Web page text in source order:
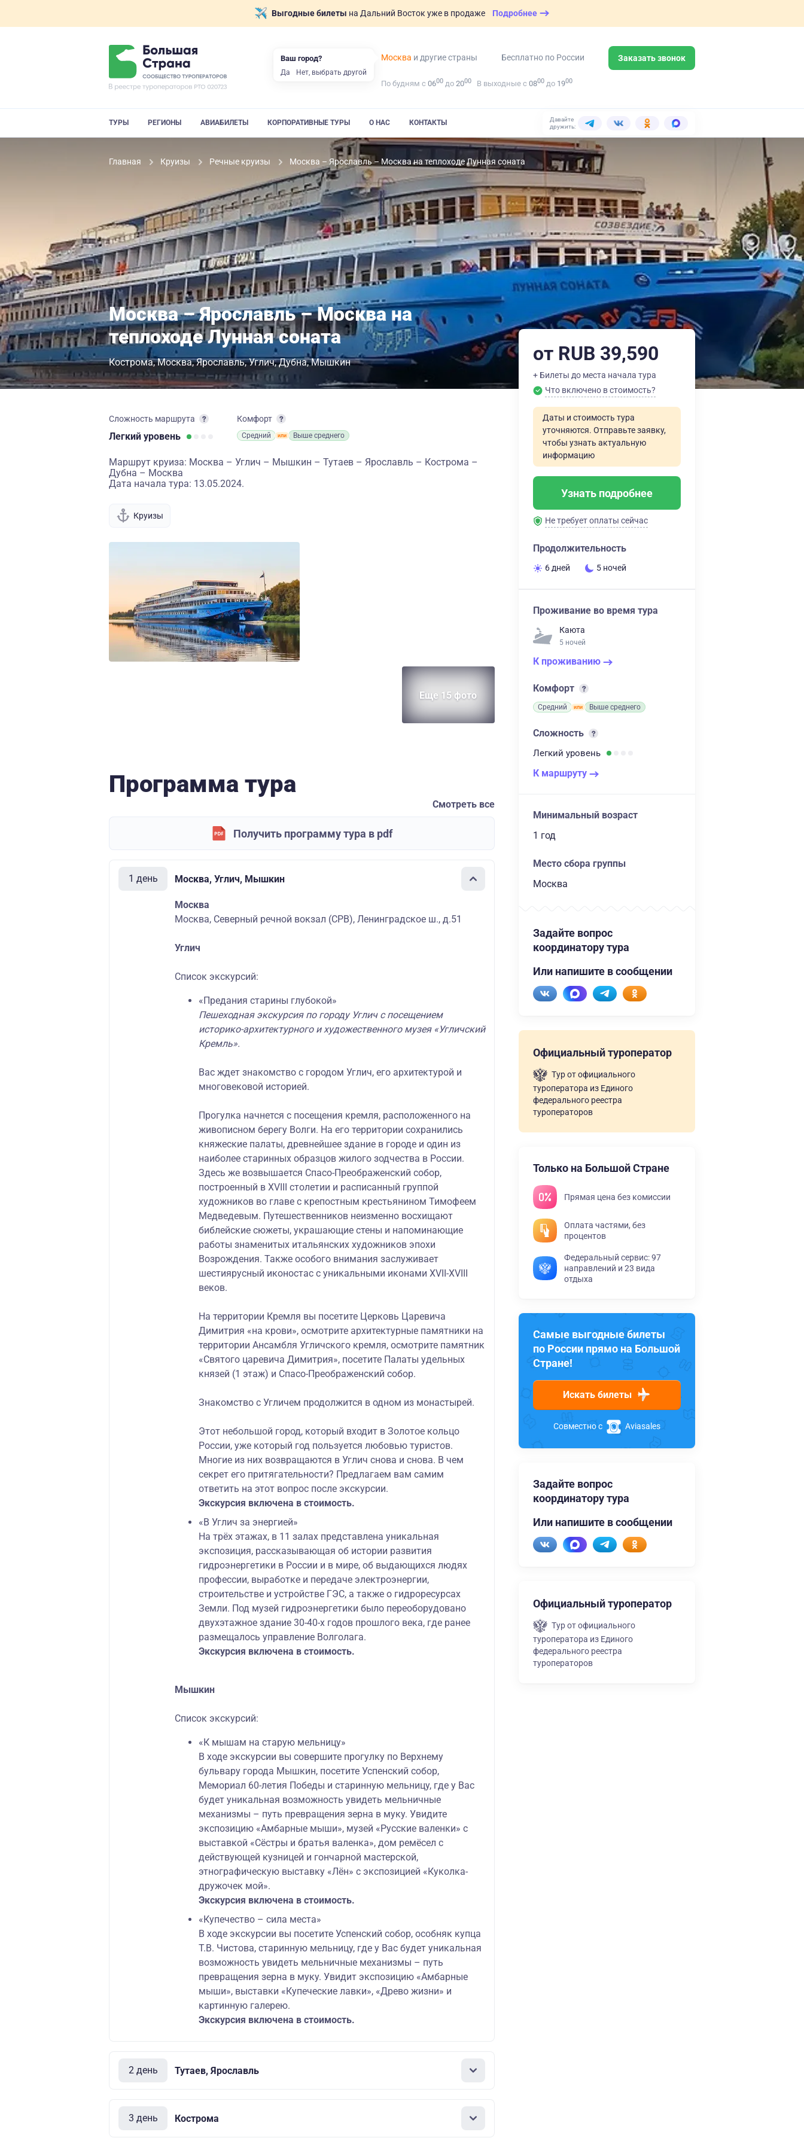
Выгодные билеты на Дальний Восток уже в продаже Подробнее
Москва и другие страны Бесплатно по России Заказать звонок
По будням с 0600 до 2000 В выходные с 0800 до 1900
ТУРЫ РЕГИОНЫ АВИАБИЛЕТЫ КОРПОРАТИВНЫЕ ТУРЫ О НАС КОНТАКТЫ
Давайте
дружить:
Главная Круизы Речные круизы Москва – Ярославль – Москва на теплоходе Лунная соната
Москва – Ярославль – Москва на
теплоходе Лунная соната
Кострома Москва Ярославль Углич Дубна Мышкин
Сложность маршрута
Легкий уровень
Комфорт
Средний Выше среднего
Маршрут круиза: Москва – Углич – Мышкин – Тутаев – Ярославль – Кострома –
Дубна – Москва
Дата начала тура: 13.05.2024.
Круизы
Еще 15 фото
Программа тура
Смотреть все
Получить программу тура в pdf
1 день Москва, Углич, Мышкин
Москва
Москва, Северный речной вокзал (СРВ), Ленинградское ш., д.51
Углич
Список экскурсий:
«Предания старины глубокой»
Пешеходная экскурсия по городу Углич с посещением
историко-архитектурного и художественного музея «Угличский
Кремль».
Вас ждет знакомство с городом Углич, его архитектурой и
многовековой историей.
Прогулка начнется с посещения кремля, расположенного на
живописном берегу Волги. На его территории сохранились
княжеские палаты, древнейшее здание в городе и один из
наиболее старинных образцов жилого зодчества в России.
Здесь же возвышается Спасо-Преображенский собор,
построенный в XVIII столетии и расписанный группой
художников во главе с крепостным крестьянином Тимофеем
Медведевым. Путешественников неизменно восхищают
библейские сюжеты, украшающие стены и напоминающие
работы знаменитых итальянских художников эпохи
Возрождения. Также особого внимания заслуживает
шестиярусный иконостас с уникальными иконами XVII-XVIII
веков.
На территории Кремля вы посетите Церковь Царевича
Димитрия «на крови», осмотрите архитектурные памятники на
территории Ансамбля Угличского кремля, осмотрите памятник
«Святого царевича Димитрия», посетите Палаты удельных
князей (1 этаж) и Спасо-Преображенский собор.
Знакомство с Угличем продолжится в одном из монастырей.
Этот небольшой город, который входит в Золотое кольцо
России, уже который год пользуется любовью туристов.
Многие из них возвращаются в Углич снова и снова. В чем
секрет его притягательности? Предлагаем вам самим
ответить на этот вопрос после экскурсии.
Экскурсия включена в стоимость.
«В Углич за энергией»
На трёх этажах, в 11 залах представлена уникальная
экспозиция, рассказывающая об истории развития
гидроэнергетики в России и в мире, об выдающихся людях
профессии, выработке и передаче электроэнергии,
строительстве и устройстве ГЭС, а также о гидроресурсах
Земли. Под музей гидроэнергетики было переоборудовано
двухэтажное здание 30-40-х годов прошлого века, где ранее
размещалось управление Волголага.
Экскурсия включена в стоимость.
Мышкин
Список экскурсий:
«К мышам на старую мельницу»
В ходе экскурсии вы совершите прогулку по Верхнему
бульвару города Мышкин, посетите Успенский собор,
Мемориал 60-летия Победы и старинную мельницу, где у Вас
будет уникальная возможность увидеть мельничные
механизмы – путь превращения зерна в муку. Увидите
экспозицию «Амбарные мыши», музей «Русские валенки» с
выставкой «Сёстры и братья валенка», дом ремёсел с
действующей кузницей и гончарной мастерской,
этнографическую выставку «Лён» с экспозицией «Куколка-
дружочек мой».
Экскурсия включена в стоимость.
«Купечество – сила места»
В ходе экскурсии вы посетите Успенский собор, особняк купца
Т.В. Чистова, старинную мельницу, где у Вас будет уникальная
возможность увидеть мельничные механизмы – путь
превращения зерна в муку. Увидит экспозицию «Амбарные
мыши», выставки «Купеческие лавки», «Древо жизни» и
картинную галерею.
Экскурсия включена в стоимость.
2 день Тутаев, Ярославль
3 день Кострома
от RUB 39,590
+ Билеты до места начала тура
Что включено в стоимость?
Даты и стоимость тура
уточняются. Отправьте заявку,
чтобы узнать актуальную
информацию
Узнать подробнее
Не требует оплаты сейчас
Продолжительность
6 дней 5 ночей
Проживание во время тура
Каюта
5 ночей
К проживанию
Комфорт
Средний Выше среднего
Сложность
Легкий уровень
К маршруту
Минимальный возраст
1 год
Место сбора группы
Москва
Задайте вопрос
координатору тура
Или напишите в сообщении
Официальный туроператор
Тур от официального
туроператора из Единого
федерального реестра
туроператоров
Только на Большой Стране
Прямая цена без комиссии
Оплата частями, без
процентов
Федеральный сервис: 97
направлений и 23 вида
отдыха
Самые выгодные билеты
по России прямо на Большой
Стране!
Искать билеты
Совместно с Aviasales
Задайте вопрос
координатору тура
Или напишите в сообщении
Официальный туроператор
Тур от официального
туроператора из Единого
федерального реестра
туроператоров
Ваш город?
Да Нет, выбрать другой